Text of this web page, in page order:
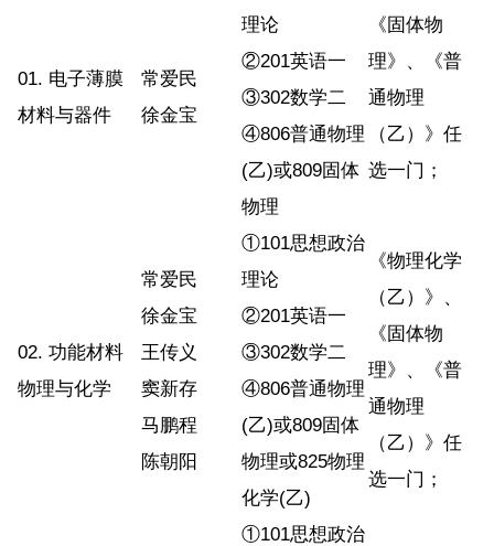
01. 电子薄膜
材料与器件
常爱民
徐金宝
理论
②201英语一
③302数学二
④806普通物理
(乙)或809固体
物理
《固体物
理》、《普
通物理
（乙）》任
选一门；
02. 功能材料
物理与化学
常爱民
徐金宝
王传义
窦新存
马鹏程
陈朝阳
①101思想政治
理论
②201英语一
③302数学二
④806普通物理
(乙)或809固体
物理或825物理
化学(乙)
《物理化学
（乙）》、
《固体物
理》、《普
通物理
（乙）》任
选一门；
①101思想政治